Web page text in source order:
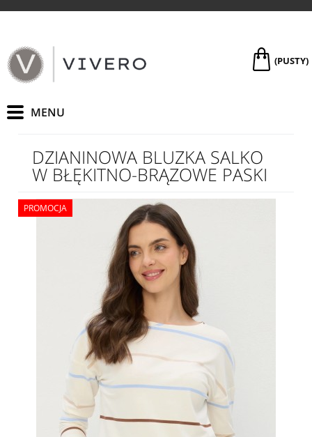
(PUSTY)
DZIANINOWA BLUZKA SALKO
W BŁĘKITNO-BRĄZOWE PASKI
PROMOCJA